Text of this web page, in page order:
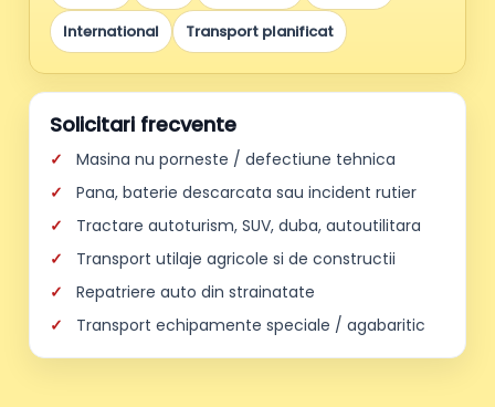
International Transport planificat
Solicitari frecvente
Masina nu porneste / defectiune tehnica
Pana, baterie descarcata sau incident rutier
Tractare autoturism, SUV, duba, autoutilitara
Transport utilaje agricole si de constructii
Repatriere auto din strainatate
Transport echipamente speciale / agabaritic